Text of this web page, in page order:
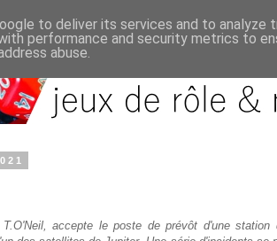
accepte le poste de prévôt d'une station
to deliver its services and to analyze
performance and security metrics to
abuse.